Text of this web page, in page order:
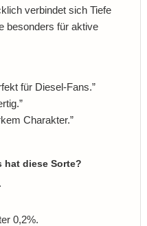
verbindet sich Tiefe
besonders für aktive
für Diesel-Fans.”
Charakter.”
hat diese Sorte?
0,2%.